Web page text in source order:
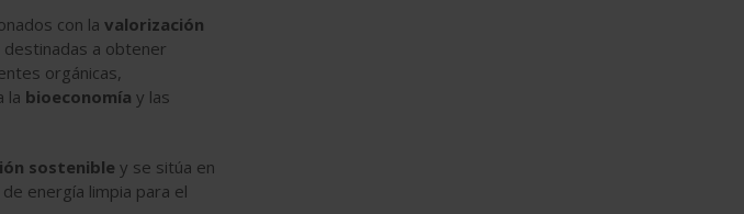
con la valorización
destinadas a obtener
orgánicas,
la bioeconomía y las
sostenible y se sitúa en
energía limpia para el